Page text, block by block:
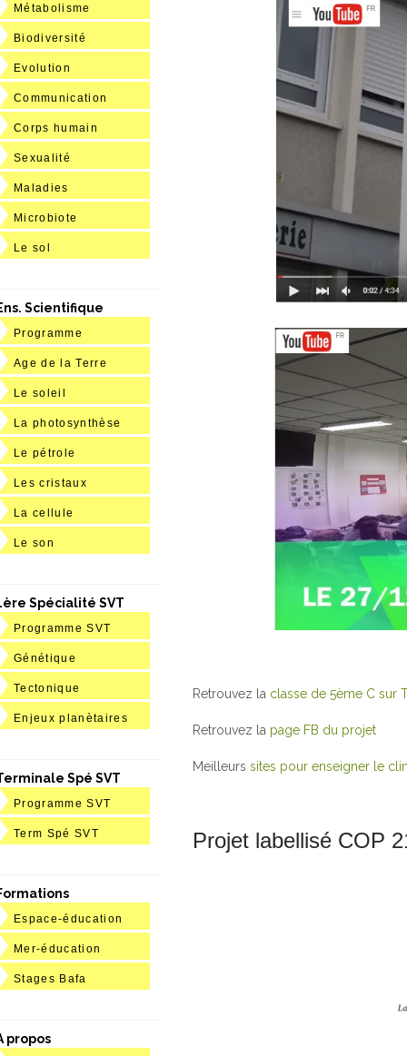
Retrouvez la classe de 5ème C sur
Retrouvez la page FB du projet
Meilleurssites pour enseigner le
Projet labellisé COP
Métabolisme
Biodiversité
Evolution
Communication
Corps humain
Sexualité
Maladies
Microbiote
Le sol
Scientifique
Programme
Age de la Terre
Le soleil
La photosynthèse
Le pétrole
Les cristaux
La cellule
Le son
Spécialité SVT
Programme SVT
Génétique
Tectonique
Enjeux planètaires
Spé SVT
Programme SVT
Term Spé SVT
Espace-éducation
Mer-éducation
Stages Bafa
propos